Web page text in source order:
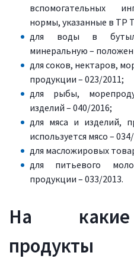
вспомогательных
нормы, указанные в ТР
для воды в
минеральную –
для соков, нектаров,
продукции – 023/2011;
для рыбы,
изделий – 040/2016;
для мяса и изделий,
используется мясо –
для масложировых
для питьевого
продукции – 033/2013.
На
продукты